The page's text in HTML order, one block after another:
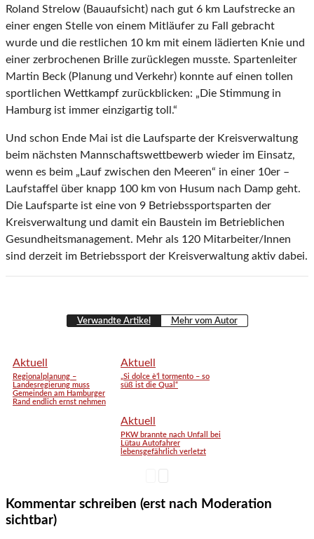
Roland Strelow (Bauaufsicht) nach gut 6 km Laufstrecke an
einer engen Stelle von einem Mitläufer zu Fall gebracht
wurde und die restlichen 10 km mit einem lädierten Knie und
einer zerbrochenen Brille zurücklegen musste. Spartenleiter
Martin Beck (Planung und Verkehr) konnte auf einen tollen
sportlichen Wettkampf zurückblicken: „Die Stimmung in
Hamburg ist immer einzigartig toll.“
Und schon Ende Mai ist die Laufsparte der Kreisverwaltung
beim nächsten Mannschaftswettbewerb wieder im Einsatz,
wenn es beim „Lauf zwischen den Meeren“ in einer 10er –
Laufstaffel über knapp 100 km von Husum nach Damp geht.
Die Laufsparte ist eine von 9 Betriebssportsparten der
Kreisverwaltung und damit ein Baustein im Betrieblichen
Gesundheitsmanagement. Mehr als 120 Mitarbeiter/Innen
sind derzeit im Betriebssport der Kreisverwaltung aktiv dabei.
Verwandte Artikel Mehr vom Autor
Aktuell
Regionalplanung –
Landesregierung muss
Gemeinden am Hamburger
Rand endlich ernst nehmen
Aktuell
„Si dolce è’l tormento – so
süß ist die Qual“
Aktuell
PKW brannte nach Unfall bei
Lütau Autofahrer
lebensgefährlich verletzt
Kommentar schreiben (erst nach Moderation
sichtbar)